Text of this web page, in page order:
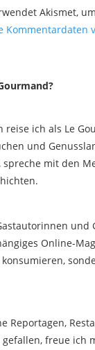
Akismet,
Kommentardaten
reise ich als Le
und
spreche mit den
und
Online-
Reportagen,
freue ich